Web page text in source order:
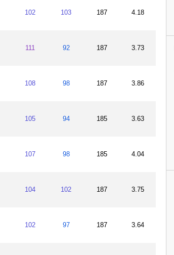
102 103 187 4.18
111 92 187 3.73
108 98 187 3.86
105 94 185 3.63
107 98 185 4.04
104 102 187 3.75
102 97 187 3.64